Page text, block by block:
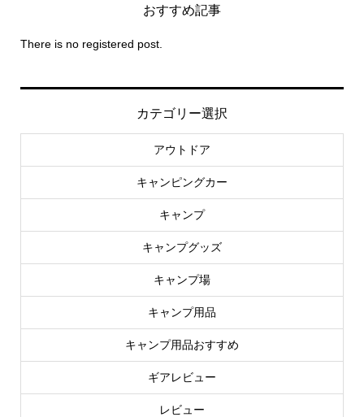
おすすめ記事
There is no registered post.
カテゴリー選択
アウトドア
キャンピングカー
キャンプ
キャンプグッズ
キャンプ場
キャンプ用品
キャンプ用品おすすめ
ギアレビュー
レビュー